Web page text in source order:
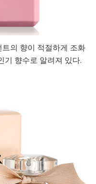
의 향이 적절하게 조화
기 향수로 알려져 있다.